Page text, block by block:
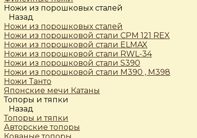
Ножи из порошковых сталей
Назад
Ножи из порошковых сталей
Ножи из порошковой стали CPM 121 REX
Ножи из порошковой стали ELMAX
Ножи из порошковой стали RWL-34
Ножи из порошковой стали S390
Ножи из порошковой стали М390 , М398
Ножи Танто
Японские мечи Катаны
Топоры и тяпки
Назад
Топоры и тяпки
Авторские топоры